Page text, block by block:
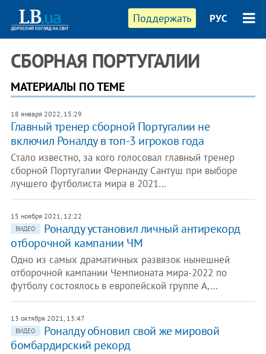
Поддержать РУС
СБОРНАЯ ПОРТУГАЛИИ
МАТЕРИАЛЫ ПО ТЕМЕ
18 января 2022, 15:29
Главный тренер сборной Португалии не
включил Роналду в топ-3 игроков года
Стало известно, за кого голосовал главный тренер
сборной Португалии Фернанду Сантуш при выборе
лучшего футболиста мира в 2021…
15 ноября 2021, 12:22
ВИДЕО
Роналду установил личный антирекорд
отборочной кампании ЧМ
Одно из самых драматичных развязок нынешней
отборочной кампании Чемпионата мира-2022 по
футболу состоялось в европейской группе А,…
13 октября 2021, 13:47
ВИДЕО
Роналду обновил свой же мировой
бомбардирский рекорд